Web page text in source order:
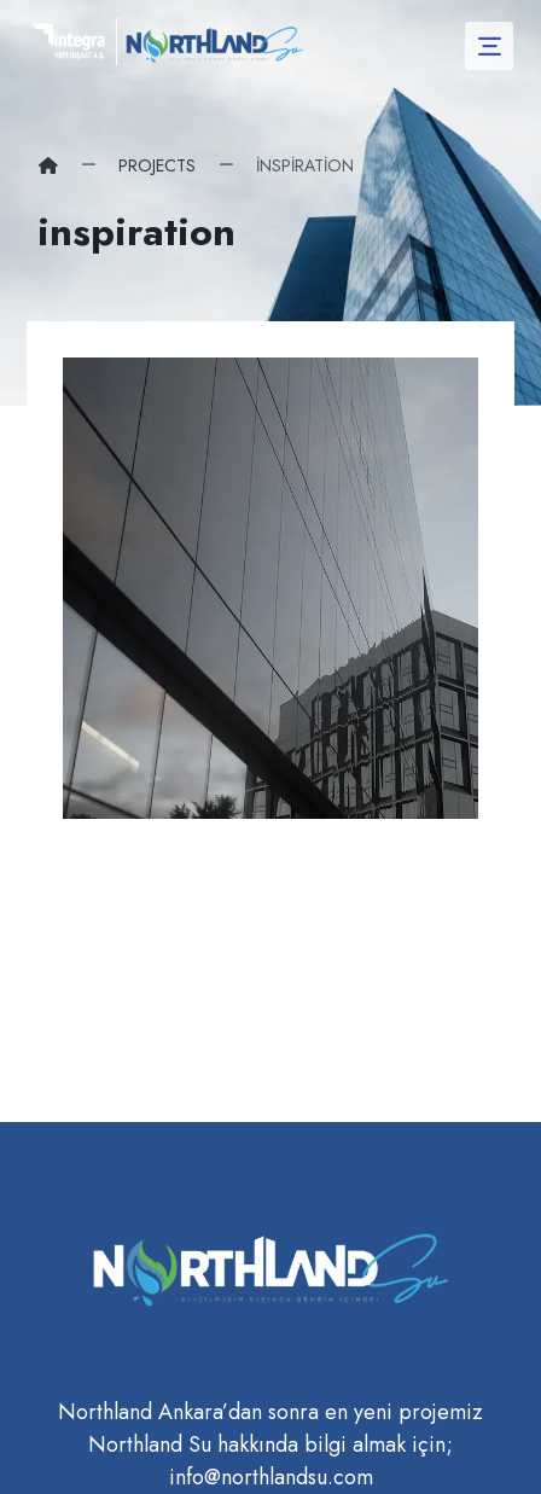
PROJECTS INSPIRATION
inspiration
Northland Ankara’dan sonra en yeni projemiz
Northland Su hakkında bilgi almak için;
info@northlandsu.com